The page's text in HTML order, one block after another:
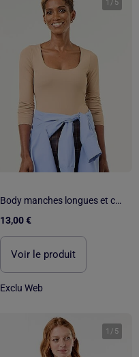
1 / 5
Body manches longues et col rond
13,00 €
Voir le produit
Exclu Web
1 / 5